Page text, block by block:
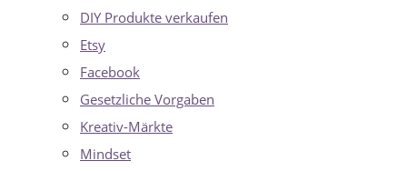
DIY Produkte verkaufen
Etsy
Facebook
Gesetzliche Vorgaben
Kreativ-Märkte
Mindset